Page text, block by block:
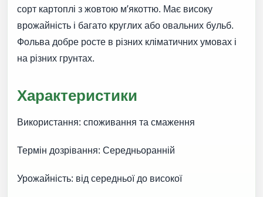
сорт картоплі з жовтою м’якоттю. Має високу
врожайність і багато круглих або овальних бульб.
Фольва добре росте в різних кліматичних умовах і
на різних грунтах.
Характеристики
Використання: споживання та смаження
Термін дозрівання: Середньоранній
Урожайність: від середньої до високої